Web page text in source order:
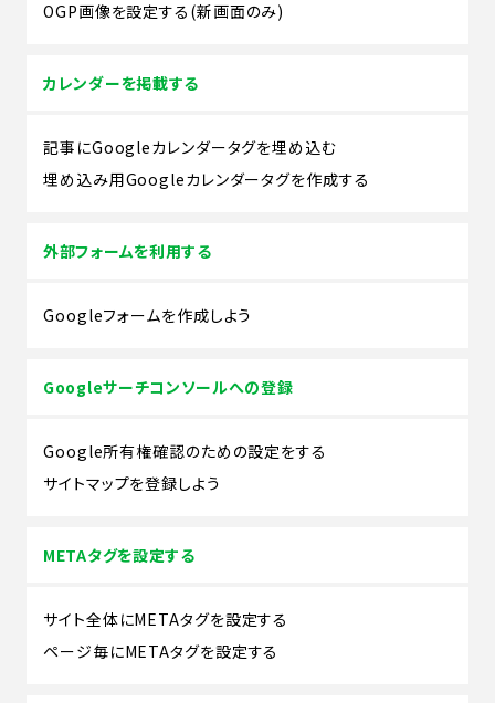
OGP画像を設定する(新画面のみ)
カレンダーを掲載する
記事にGoogleカレンダータグを埋め込む
埋め込み用Googleカレンダータグを作成する
外部フォームを利用する
Googleフォームを作成しよう
Googleサーチコンソールへの登録
Google所有権確認のための設定をする
サイトマップを登録しよう
METAタグを設定する
サイト全体にMETAタグを設定する
ページ毎にMETAタグを設定する